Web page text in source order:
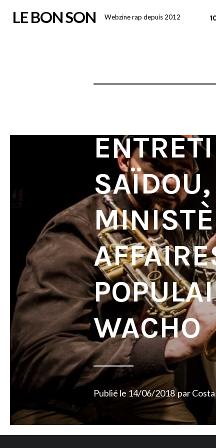
LE BON SON Webzine rap depuis 2012
WACHO
Publié le 14/06/2018 parCosta